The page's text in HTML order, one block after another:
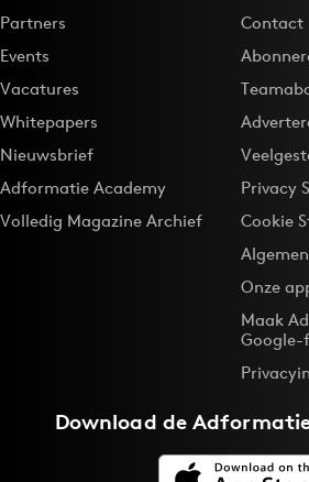
Media
Merkstrategie
PR
Programmatic
Purpose Marketing
Reputatie & crisis
Partners
Events
Vacatures
Whitepapers
Nieuwsbrief
Adformatie Academy
Volledig Magazine Archief
Contact
Privacy
Cookie
Onze
Maak
Download de